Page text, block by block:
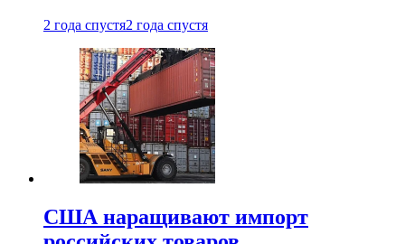
2 года спустя2 года спустя
США наращивают импорт